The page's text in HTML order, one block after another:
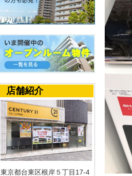
店舗紹介
東京都台東区根岸５丁目17-4